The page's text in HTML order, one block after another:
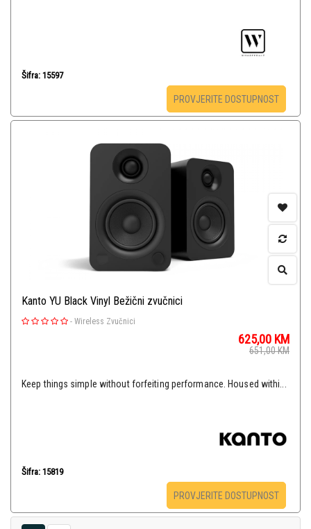
Šifra: 15597
PROVJERITE DOSTUPNOST
Kanto YU Black Vinyl Bežični zvučnici
- Wireless Zvučnici
625,00 KM
651,00KM
Keep things simple without forfeiting performance. Housed withi...
Šifra: 15819
PROVJERITE DOSTUPNOST